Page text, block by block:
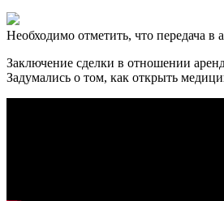
Необходимо отметить, что передача
Заключение сделки в отношении
Задумались о том, как открыть